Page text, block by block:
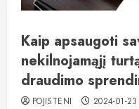
Kaip apsaugoti
nekilnojamąjį
draudimo
POJISTENI 2024-01-23